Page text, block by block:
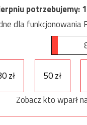
potrzebujemy:
dla funkcjonowania
zł 50 zł
Zobacz kto wparł